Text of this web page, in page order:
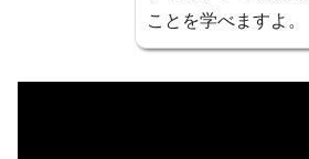
ことを学べますよ。